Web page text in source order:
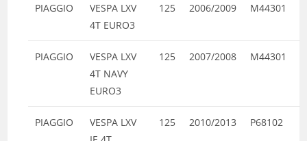
PIAGGIO
VESPA LXV
4T EURO3
125 2006/2009 M44301
PIAGGIO
VESPA LXV
4T NAVY
EURO3
125 2007/2008 M44301
PIAGGIO
VESPA LXV
125 2010/2013 P68102